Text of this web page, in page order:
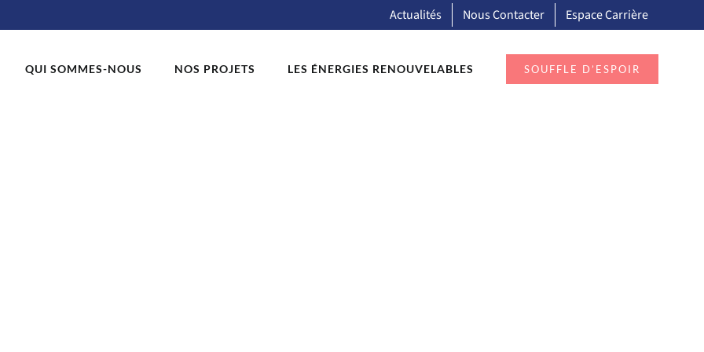
Actualités Nous Contacter Espace Carrière
QUI SOMMES-NOUS NOS PROJETS LES ÉNERGIES RENOUVELABLES SOUFFLE D’ESPOIR